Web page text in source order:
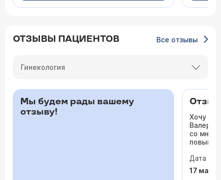
ОТЗЫВЫ ПАЦИЕНТОВ Все отзывы
Гинекология
Мы будем рады вашему
отзыву!
Хочу
со мной
сердца.
раз
врачи
Дата
17 мая